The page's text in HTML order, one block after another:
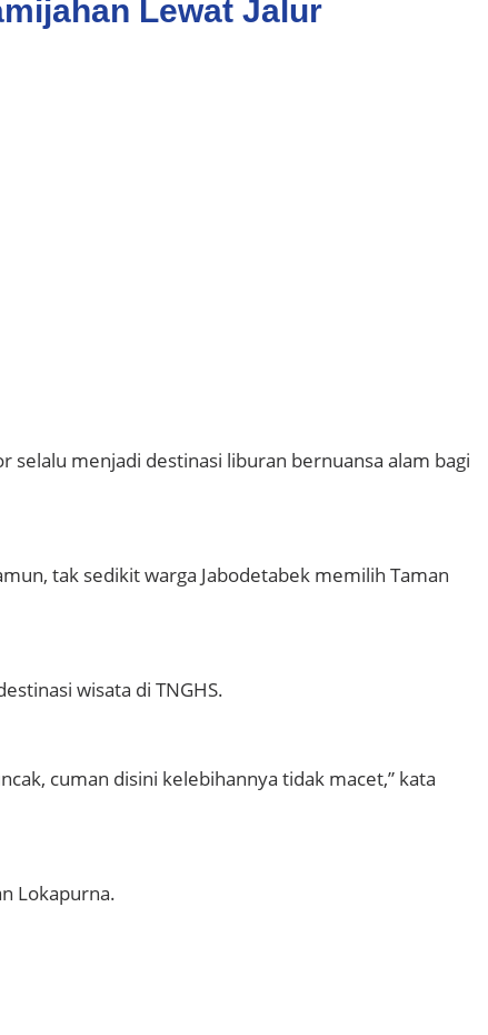
Lewat Jalur
menjadi destinasi liburan bernuansa alam bagi
tak sedikit warga Jabodetabek memilih Taman
wisata di TNGHS.
cuman disini kelebihannya tidak macet,” kata
Lokapurna.